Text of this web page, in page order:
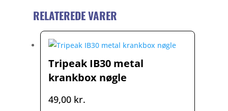
RELATEREDE VARER
Tripeak IB30 metal
krankbox nøgle
49,00 kr.